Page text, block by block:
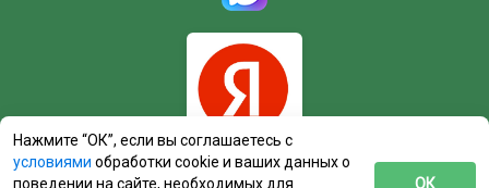
Нажмите “ОК”, если вы соглашаетесь с
условиями обработки cookie и ваших данных о
поведении на сайте, необходимых для
ОК